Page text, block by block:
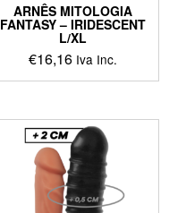
ARNÊS MITOLOGIA
FANTASY – IRIDESCENT
L/XL
€16,16 Iva Inc.